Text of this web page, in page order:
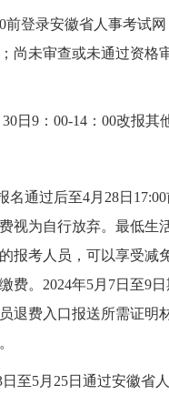
登录安徽省人事考试网
尚未审查或未通过资格
9：00-14：00改报其
通过后至4月28日17:00
视为自行放弃。最低生
报考人员，可以享受减
费。2024年5月7日至9
退费入口报送所需证明
5月25日通过安徽省